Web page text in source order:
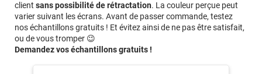
client sans possibilité de rétractation. La couleur perçue peut
varier suivant les écrans. Avant de passer commande, testez
nos échantillons gratuits ! Et évitez ainsi de ne pas être satisfait,
ou de vous tromper 😉
Demandez vos échantillons gratuits !